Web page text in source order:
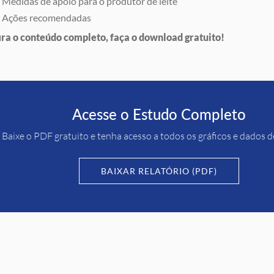
Ações recomendadas
o conteúdo completo, faça o download gratuito!
Acesse o Estudo Completo
Baixe o PDF gratuito e tenha acesso a todos os gráficos e dados
BAIXAR RELATÓRIO (PDF)